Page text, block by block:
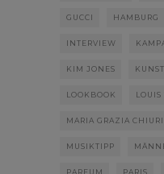
GUCCI HAMBURG
INTERVIEW
KIM JONES KUNST
LOOKBOOK LOUIS
MARIA GRAZIA CHIURI
MUSIKTIPP
PARFUM PARIS